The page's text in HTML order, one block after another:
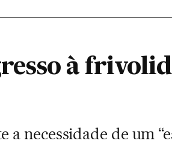
à
a necessidade de um